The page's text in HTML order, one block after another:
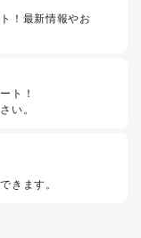
！最新情報やお
ト！
い。
きます。